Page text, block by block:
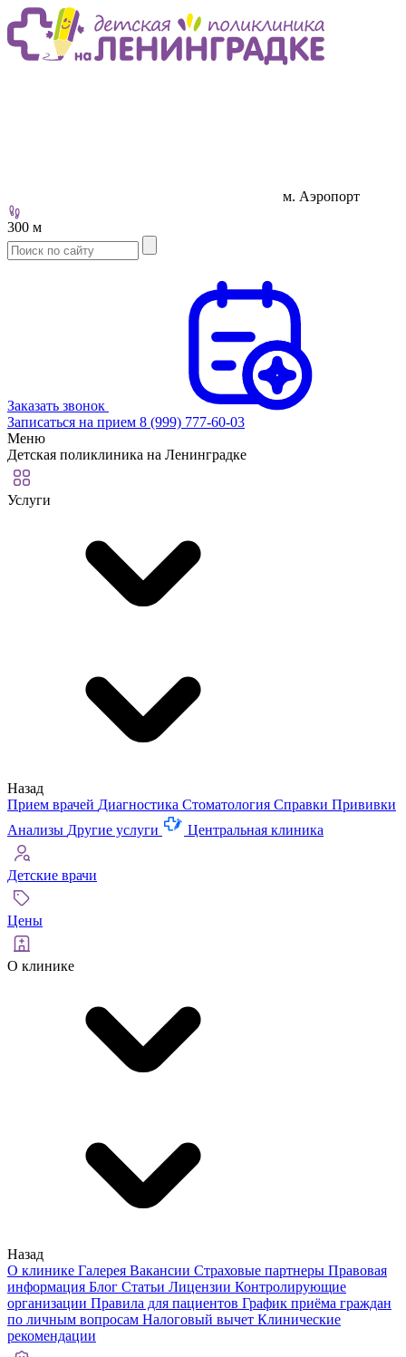
м. Аэропорт
300 м
Заказать звонок
Записаться на прием 8 (999) 777-60-03
Меню
Детская поликлиника на Ленинградке
Услуги
Назад
Прием врачей Диагностика Стоматология Справки Прививки
Анализы Другие услуги Центральная клиника
Детские врачи
Цены
О клинике
Назад
О клинике Галерея Вакансии Страховые партнеры Правовая
информация Блог Статьи Лицензии Контролирующие
организации Правила для пациентов График приёма граждан
по личным вопросам Налоговый вычет Клинические
рекомендации